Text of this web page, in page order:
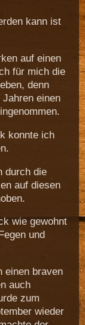
kann ist
auf einen
für mich die
denn
einen
konnte ich
durch die
auf diesen
wie gewohnt
und
einen braven
auch
zum
wieder